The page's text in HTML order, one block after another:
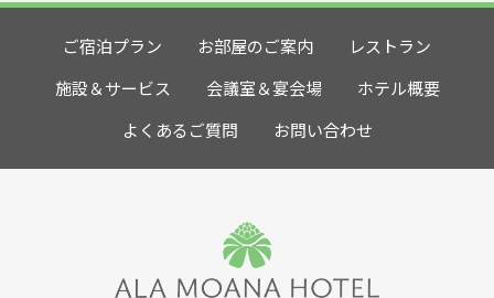
ご宿泊プラン お部屋のご案内
レストラン
施設＆サービス
会議室＆宴会場
ホテル概要
よくあるご質問
お問い合わせ